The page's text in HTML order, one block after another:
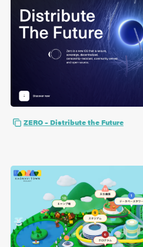
ZERO – Distribute the Future